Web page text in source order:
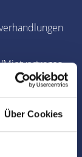
Über Cookies
des